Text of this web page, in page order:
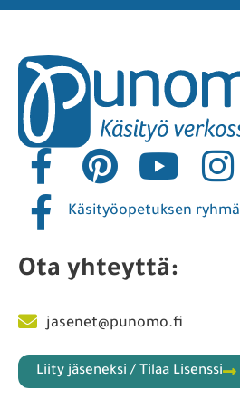
Käsityöopetuksen ryhmä
Ota yhteyttä:
jasenet@punomo.fi
Liity jäseneksi / Tilaa Lisenssi